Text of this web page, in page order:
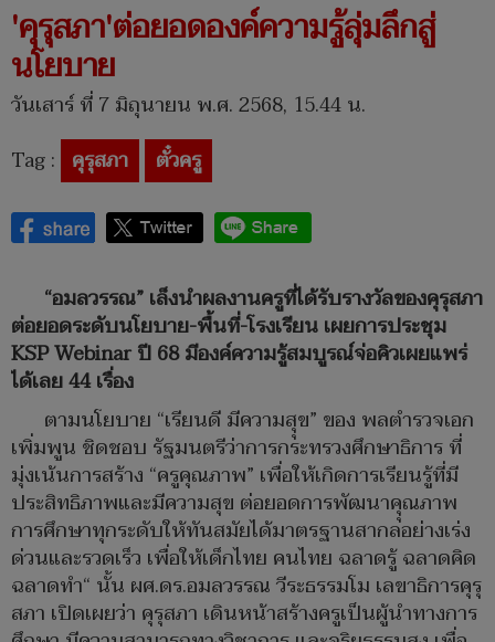
'คุรุสภา'ต่อยอดองค์ความรู้ลุ่มลึกสู่
นโยบาย
วันเสาร์ ที่ 7 มิถุนายน พ.ศ. 2568, 15.44 น.
Tag : คุรุสภา ตั๋วครู
“อมลวรรณ” เล็งนำผลงานครูที่ได้รับรางวัลของคุรุสภา
ต่อยอดระดับนโยบาย-พื้นที่-โรงเรียน เผยการประชุม
KSP Webinar ปี 68 มีองค์ความรู้สมบูรณ์จ่อคิวเผยแพร่
ได้เลย 44 เรื่อง
ตามนโยบาย “เรียนดี มีความสุุข” ของ พลตำรวจเอก
เพิ่มพูน ชิดชอบ รัฐมนตรีว่าการกระทรวงศึกษาธิการ ที่
มุ่งเน้นการสร้าง “ครูคุณภาพ” เพื่อให้เกิดการเรียนรู้ที่มี
ประสิทธิภาพและมีความสุข ต่อยอดการพัฒนาคุุณภาพ
การศึกษาทุกระดับให้ทันสมัยได้มาตรฐานสากลอย่างเร่ง
ด่วนและรวดเร็ว เพื่อให้เด็กไทย คนไทย ฉลาดรู้ ฉลาดคิด
ฉลาดทำ“ นั้น ผศ.ดร.อมลวรรณ วีระธรรมโม เลขาธิการคุรุ
สภา เปิดเผยว่า คุรุสภา เดินหน้าสร้างครูเป็นผู้นำทางการ